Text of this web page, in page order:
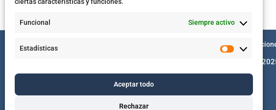
ciertas características y funciones.
Funcional Siempre activo
Estadísticas
Estadísticas
Aceptar todo
Rechazar
Términos y
Copyright ©